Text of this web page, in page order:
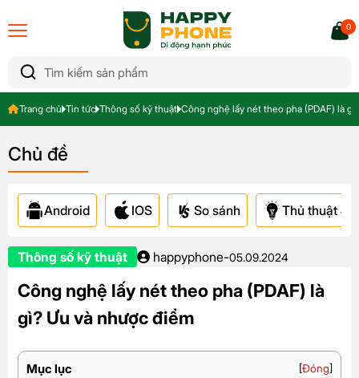
0
Trang chủ Tin tức Thông số kỹ thuật Công nghệ lấy nét theo pha (PDAF) là
Chủ đề
Android IOS So sánh Thủ thuật &
Thông số kỹ thuật happyphone-05.09.2024
Công nghệ lấy nét theo pha (PDAF) là
gì? Ưu và nhược điểm
Mục lục [Đóng]